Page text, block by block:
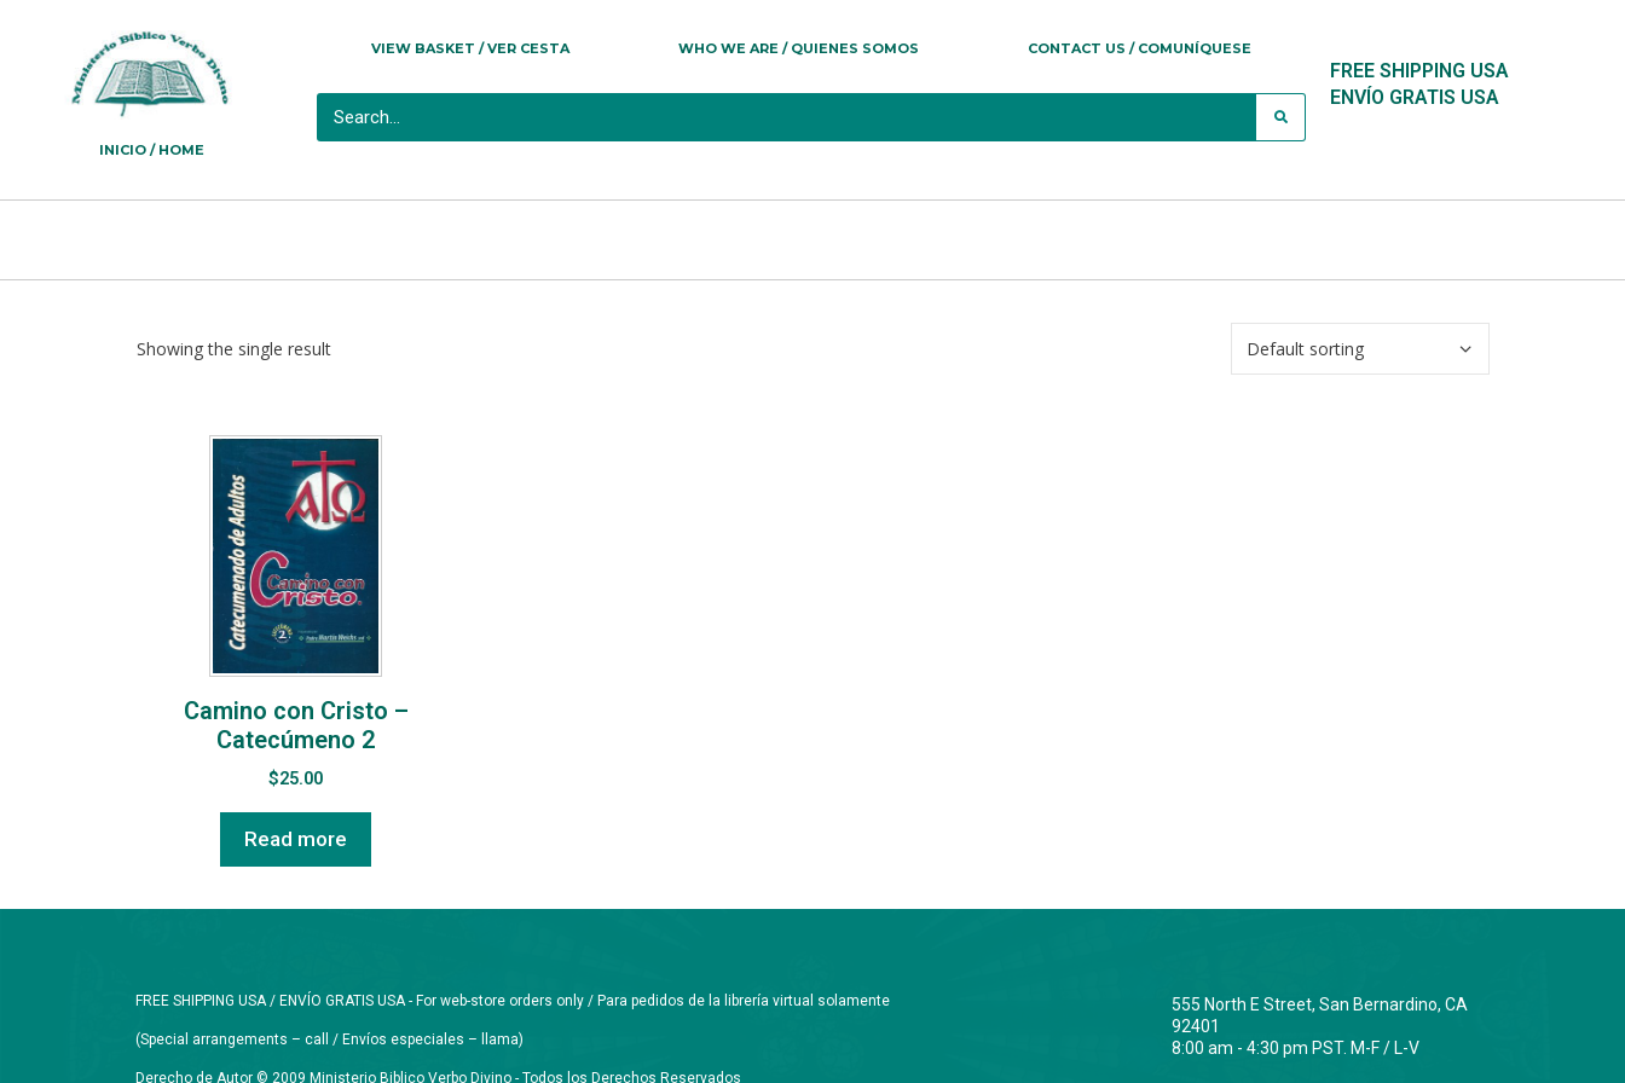
INICIO / HOME
VIEW BASKET / VER CESTA WHO WE ARE / QUIENES SOMOS CONTACT US / COMUNÍQUESE
FREE SHIPPING USA
ENVÍO GRATIS USA
Showing the single result
Camino con Cristo –
Catecúmeno 2
$25.00
Read more
FREE SHIPPING USA / ENVÍO GRATIS USA - For web-store orders only / Para pedidos de la librería virtual solamente
(Special arrangements – call / Envíos especiales – llama)
Derecho de Autor © 2009 Ministerio Biblico Verbo Divino - Todos los Derechos Reservados
555 North E Street, San Bernardino, CA
92401
8:00 am - 4:30 pm PST. M-F / L-V